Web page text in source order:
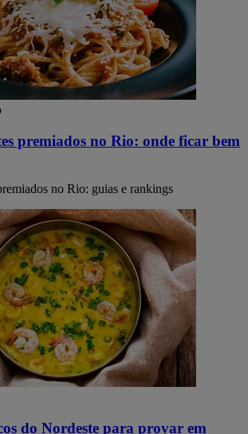
premiados no Rio: onde ficar bem
no Rio: guias e rankings
do Nordeste para provar em